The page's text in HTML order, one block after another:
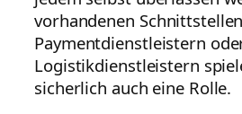
vorhandenen
Paymentdienstleistern
Logistikdienstleistern
sicherlich auch eine Rolle.